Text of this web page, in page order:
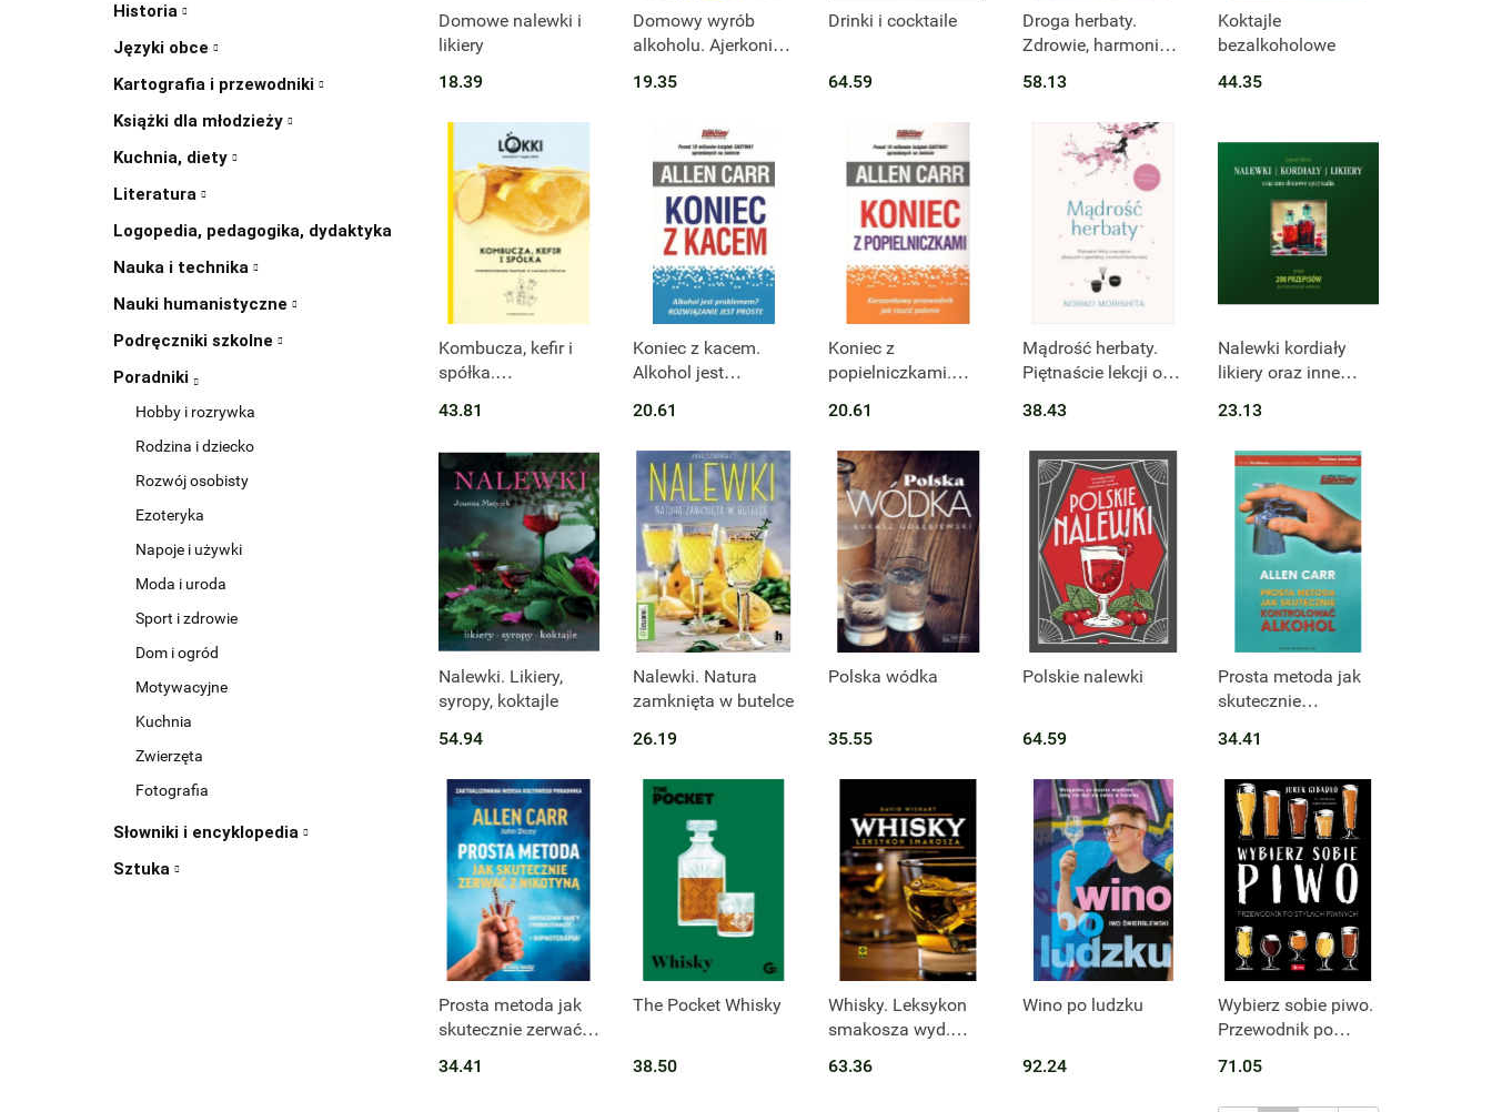
Historia
Języki obce
Kartografia i przewodniki
Książki dla młodzieży
Kuchnia, diety
Literatura
Logopedia, pedagogika, dydaktyka
Nauka i technika
Nauki humanistyczne
Podręczniki szkolne
Poradniki
Hobby i rozrywka
Rodzina i dziecko
Rozwój osobisty
Ezoteryka
Napoje i używki
Moda i uroda
Sport i zdrowie
Dom i ogród
Motywacyjne
Kuchnia
Zwierzęta
Fotografia
Słowniki i encyklopedia
Sztuka
Domowe nalewki i
likiery
18.39
Domowy wyrób
alkoholu. Ajerkoniak
19.35
Drinki i cocktaile
64.59
Droga herbaty.
Zdrowie, harmonia i
bona vita
58.13
Koktajle
bezalkoholowe
44.35
Kombucza, kefir i
spółka.
napoje z całego
43.81
Koniec z kacem.
Alkohol jest
Rozwiązanie jest
proste wyd. 2
20.61
Koniec z
popielniczkami.
przewodnik jak
rzucić palenie wyd.
2
20.61
Produkt niedostępny
Mądrość herbaty.
Piętnaście lekcji o
z japońskiej
ceremonii
herbacianej
38.43
Nalewki kordiały
likiery oraz inne
Ponad 200
przepisów plus
niezliczona ilość
wariantów wyd.
2023
23.13
Produkt niedostępny
Nalewki. Likiery,
syropy, koktajle
54.94
Nalewki. Natura
zamknięta w butelce
26.19
Polska wódka
35.55
Polskie nalewki
64.59
Produkt niedostępny
Prosta metoda jak
skutecznie
wyd. 5
34.41
Prosta metoda jak
skutecznie zerwać z
34.41
The Pocket Whisky
38.50
Produkt niedostępny
Whisky. Leksykon
smakosza wyd.
63.36
Produkt niedostępny
Wino po ludzku
92.24
Produkt niedostępny
Wybierz sobie piwo.
Przewodnik po
71.05